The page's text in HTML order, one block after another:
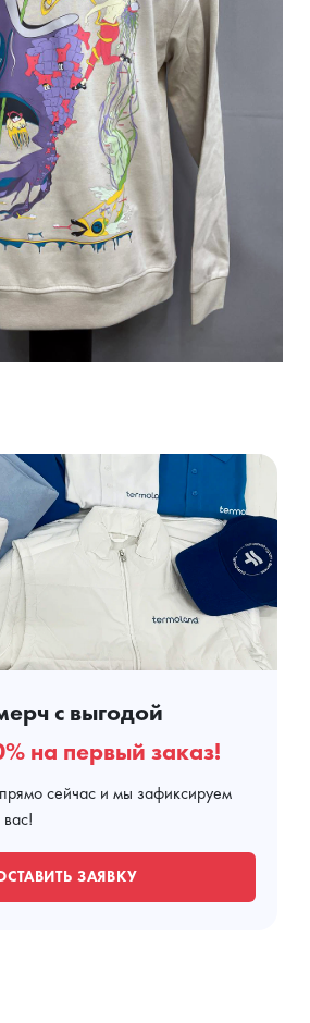
с выгодой
на первый заказ!
сейчас и мы зафиксируем
ЗАЯВКУ